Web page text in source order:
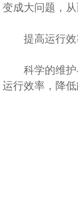
变成大问题，
提高运行效
科学的维护与
运行效率，降